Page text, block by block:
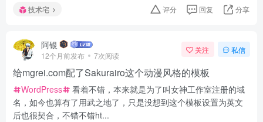
技术宅 评分 回复 分享
阿银
12个月前发布 7次阅读
关注 私信
给mgrei.com配了Sakurairo这个动漫风格的模板
WordPress
看着不错，本来就是为了叫女神工作室注册的域
名，如今也算有了用武之地了，只是没想到这个模板设置为英文
后也很契合，不错不错ht...